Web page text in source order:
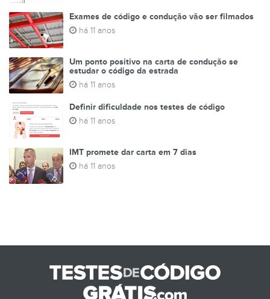
Exames de código e condução vão ser filmados
há 11 anos
Um ponto positivo na carta de condução se
estudar o código da estrada
há 11 anos
Definir dificuldade nos testes de código
há 11 anos
IMT promete dar carta em 7 dias
há 11 anos